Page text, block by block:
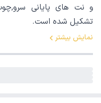
و نت های پایانی
تشکیل شده است.
نمایش بیشتر